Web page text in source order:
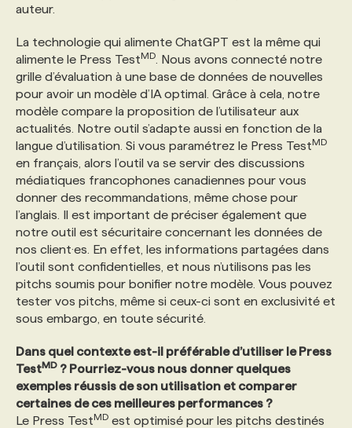
auteur.
La technologie qui alimente ChatGPT est la même qui
alimente le Press TestMD
. Nous avons connecté notre
grille d’évaluation à une base de données de nouvelles
pour avoir un modèle d’IA optimal. Grâce à cela, notre
modèle compare la proposition de l’utilisateur aux
actualités. Notre outil s’adapte aussi en fonction de la
langue d’utilisation. Si vous paramétrez le Press TestMD
en français, alors l’outil va se servir des discussions
médiatiques francophones canadiennes pour vous
donner des recommandations, même chose pour
l’anglais. Il est important de préciser également que
notre outil est sécuritaire concernant les données de
nos client·es. En effet, les informations partagées dans
l’outil sont confidentielles, et nous n’utilisons pas les
pitchs soumis pour bonifier notre modèle. Vous pouvez
tester vos pitchs, même si ceux-ci sont en exclusivité et
sous embargo, en toute sécurité.
Dans quel contexte est-il préférable d’utiliser le Press
TestMD ? Pourriez-vous nous donner quelques
exemples réussis de son utilisation et comparer
certaines de ces meilleures performances ?
Le Press TestMD est optimisé pour les pitchs destinés